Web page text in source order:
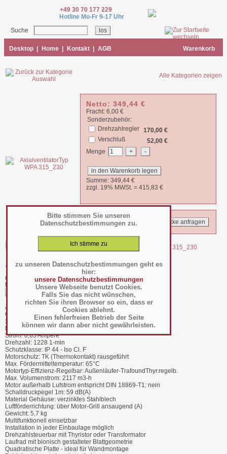
Bitte stimmen Sie unseren
Datenschutzbestimmungen zu.
zu unseren Datenschutzbestimmungen geht es
hier:
unsere Datenschutzbestimmungen
Unsere Webseite benutzt Cookies.
Falls Sie das nicht wünschen,
richten Sie ihren Browser so ein, dass er
Cookies ablehnt.
Einen fehlerfreien Betrieb der Seite
können wir dann aber nicht gewährleisten.
+49 30 70 177 229
Hotline Mo-Fr 9-17 Uhr
Suche
Desktop Home Kontakt AGB Warenkorb
Alle Kategorien zeigen
Netto: 349,44 €
Fracht: 6,00 €
Sonderzubehör:
Drehzahlregler 170,00 €
Verschluß
52,00 €
Menge
Summe: 349,44 €
zzgl. 19% MWSt. = 415,83 €
AxialventilatorTyp WPA 315_230 - W-0121-4P
(Art.-Nr.: 020.34.004)
Hersteller/Großhändler Walpol
Außen Abmessung: 430 x 430 mm (B x H)
Öffnung druckseitig DN: 349 mm
Spannung-Frequenz: 230 V - 1 ph - 50 Hz
Leistung: 145 Watt
Strom: 0,65 Ampere
Drehzahl: 1228 1-min
Schutzklasse: IP 44 - Iso Cl. F
Motorschutz: TK (Thermokontakt) rausgeführt
Max. Fördermitteltemperatur: 65°C
Motortyp-Effizienz-Regelbar: Außenläufer-TrafoundThyr.regelb.
Max. Volumenstrom: 2117 m3-h
Motor außerhalb Lufstrom entspricht DIN 18869-T1: nein
Schalldruckpegel 1m: 59 dB(A)
Material Gehäuse: verzinktes Stahlblech
Luftförderrichtung: über Motor-Grill ansaugend (A)
Gewicht: 5,7 kg
Multifunktionell einsetzbar
Installation in jeder Einbaulage möglich
Drehzahlsteuerbar mit Thyristor oder Transformator
Laufrad mit bionisch gestalteter Blattgeometrie
Quadratische Platte - ideal für Wandmontage